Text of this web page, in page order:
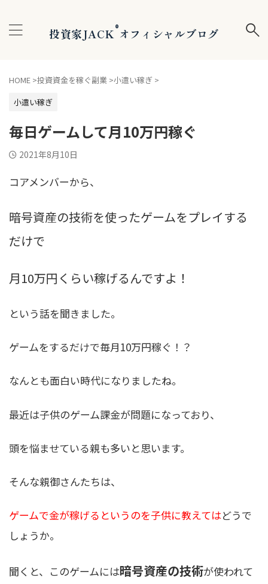
投資家JACK®オフィシャルブログ
HOME >投資資金を稼ぐ副業 >小遣い稼ぎ >
小遣い稼ぎ
毎日ゲームして月10万円稼ぐ
2021年8月10日
コアメンバーから、
暗号資産の技術を使ったゲームをプレイする
だけで
月10万円くらい稼げるんですよ！
という話を聞きました。
ゲームをするだけで毎月10万円稼ぐ！？
なんとも面白い時代になりましたね。
最近は子供のゲーム課金が問題になっており、
頭を悩ませている親も多いと思います。
そんな親御さんたちは、
ゲームで金が稼げるというのを子供に教えてはどうで
しょうか。
聞くと、このゲームには暗号資産の技術が使われて